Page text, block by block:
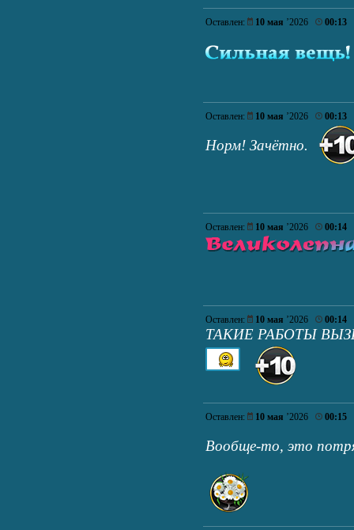
Оставлен: 10 мая ’2026 00:13
Оставлен: 10 мая ’2026 00:13
Норм! Зачётно.
Оставлен: 10 мая ’2026 00:14
Оставлен: 10 мая ’2026 00:14
ТАКИЕ РАБОТЫ
Оставлен: 10 мая ’2026 00:15
Вообще-то, это